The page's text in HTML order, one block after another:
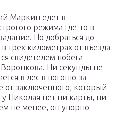
Маркин едет в
режима где-то в
Но добраться до
трех километрах от въезда
свидетелем побега
Ни секунды не
в лес в погоню за
от заключенного, который
у Николая нет ни карты, ни
не менее, он упорно